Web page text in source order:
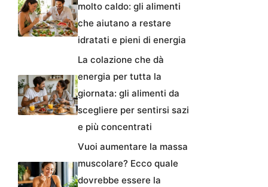
molto caldo: gli alimenti
che aiutano a restare
idratati e pieni di energia
La colazione che dà
energia per tutta la
giornata: gli alimenti da
scegliere per sentirsi sazi
e più concentrati
Vuoi aumentare la massa
muscolare? Ecco quale
dovrebbe essere la